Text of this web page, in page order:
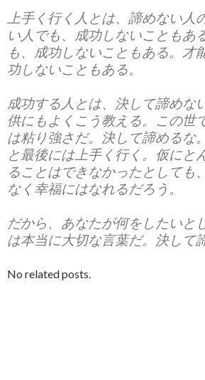
上手く行く人とは、諦めない人
い人でも、成功しないこともあ
も、成功しないこともある。才
功しないこともある。
成功する人とは、決して諦めな
供にもよくこう教える。この世
は粘り強さだ。決して諦めるな
と最後には上手く行く。仮にと
ることはできなかったとしても
なく幸福にはなれるだろう。
だから、あなたが何をしたいと
は本当に大切な言葉だ。決して
No related posts.